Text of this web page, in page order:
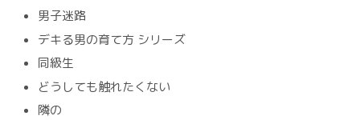
男子迷路
デキる男の育て方 シリーズ
同級生
どうしても触れたくない
隣の